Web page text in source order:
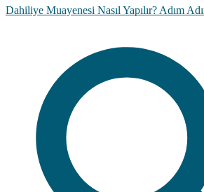
Dahiliye Muayenesi Nasıl Yapılır? Adım